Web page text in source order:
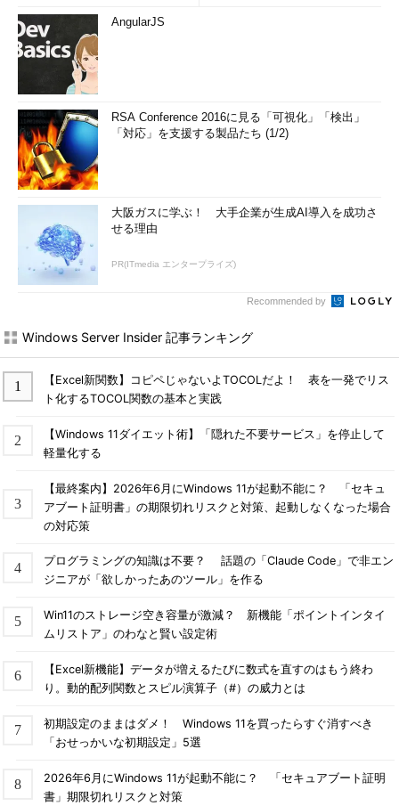
AngularJS
RSA Conference 2016に見る「可視化」「検出」
「対応」を支援する製品たち (1/2)
大阪ガスに学ぶ！ 大手企業が生成AI導入を成功さ
せる理由
PR(ITmedia エンタープライズ)
Recommended by
Windows Server Insider 記事ランキング
【Excel新関数】コピペじゃないよTOCOLだよ！ 表を一発でリス
ト化するTOCOL関数の基本と実践
【Windows 11ダイエット術】「隠れた不要サービス」を停止して
軽量化する
【最終案内】2026年6月にWindows 11が起動不能に？ 「セキュ
アブート証明書」の期限切れリスクと対策、起動しなくなった場合
の対応策
プログラミングの知識は不要？ 話題の「Claude Code」で非エン
ジニアが「欲しかったあのツール」を作る
Win11のストレージ空き容量が激減？ 新機能「ポイントインタイ
ムリストア」のわなと賢い設定術
【Excel新機能】データが増えるたびに数式を直すのはもう終わ
り。動的配列関数とスピル演算子（#）の威力とは
初期設定のままはダメ！ Windows 11を買ったらすぐ消すべき
「おせっかいな初期設定」5選
2026年6月にWindows 11が起動不能に？ 「セキュアブート証明
書」期限切れリスクと対策